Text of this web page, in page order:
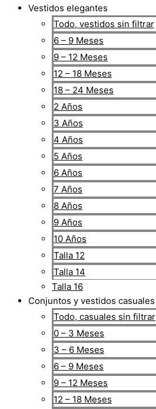
Vestidos elegantes
Todo, vestidos sin filtrar
6 – 9 Meses
9 – 12 Meses
12 – 18 Meses
18 – 24 Meses
2 Años
3 Años
4 Años
5 Años
6 Años
7 Años
8 Años
9 Años
10 Años
Talla 12
Talla 14
Talla 16
Conjuntos y vestidos casuales
Todo, casuales sin filtrar
0 – 3 Meses
3 – 6 Meses
6 – 9 Meses
9 – 12 Meses
12 – 18 Meses